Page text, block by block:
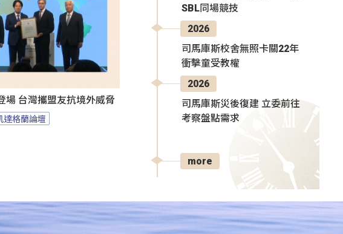
場 台灣攜盟友抗境外威脅
達格蘭論壇
SBL同場競技
2026
司馬庫斯校舍無照卡關22年
衝擊童受教權
2026
司馬庫斯災後復建 立委前往
考察盤點需求
more